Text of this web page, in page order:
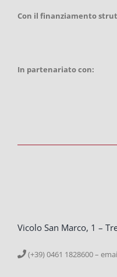
Con il finanziamento
In partenariato con:
Vicolo San Marco, 1 –
(+39) 0461 1828600 –